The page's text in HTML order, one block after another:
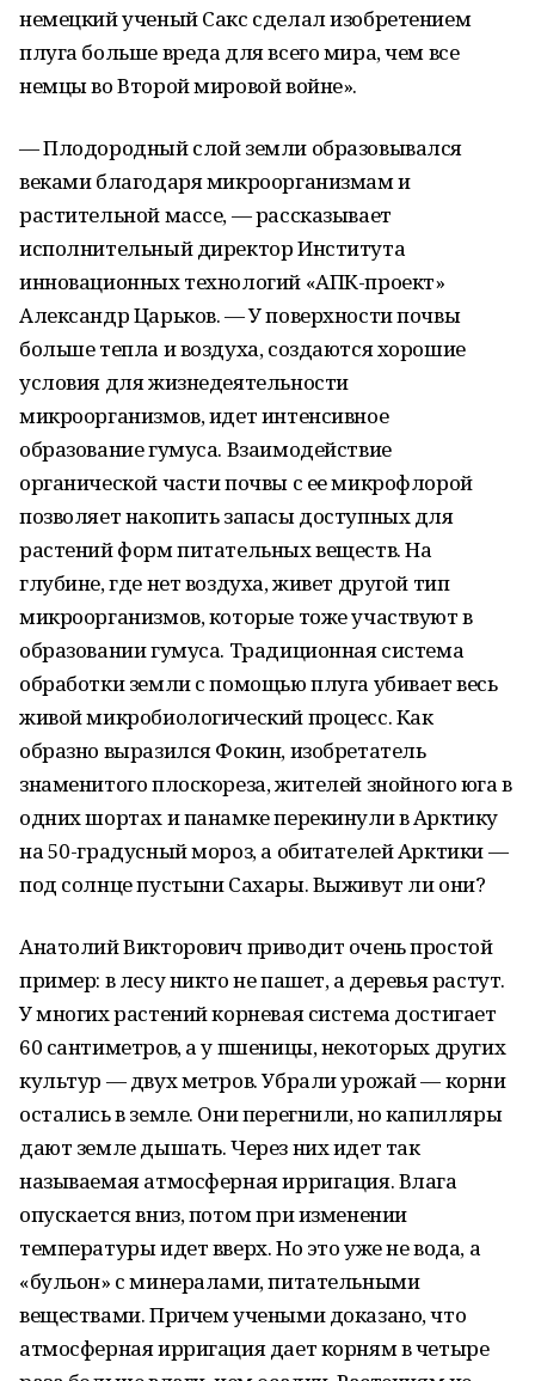
немецкий ученый Сакс сделал изобретением
плуга больше вреда для всего мира, чем все
немцы во Второй мировой войне».
— Плодородный слой земли образовывался
веками благодаря микроорганизмам и
растительной массе, — рассказывает
исполнительный директор Института
инновационных технологий «АПК-проект»
Александр Царьков. — У поверхности почвы
больше тепла и воздуха, создаются хорошие
условия для жизнедеятельности
микроорганизмов, идет интенсивное
образование гумуса. Взаимодействие
органической части почвы с ее микрофлорой
позволяет накопить запасы доступных для
растений форм питательных веществ. На
глубине, где нет воздуха, живет другой тип
микроорганизмов, которые тоже участвуют в
образовании гумуса. Традиционная система
обработки земли с помощью плуга убивает весь
живой микробиологический процесс. Как
образно выразился Фокин, изобретатель
знаменитого плоскореза, жителей знойного юга в
одних шортах и панамке перекинули в Арктику
на 50-градусный мороз, а обитателей Арктики —
под солнце пустыни Сахары. Выживут ли они?
Анатолий Викторович приводит очень простой
пример: в лесу никто не пашет, а деревья растут.
У многих растений корневая система достигает
60 сантиметров, а у пшеницы, некоторых других
культур — двух метров. Убрали урожай — корни
остались в земле. Они перегнили, но капилляры
дают земле дышать. Через них идет так
называемая атмосферная ирригация. Влага
опускается вниз, потом при изменении
температуры идет вверх. Но это уже не вода, а
«бульон» с минералами, питательными
веществами. Причем учеными доказано, что
атмосферная ирригация дает корням в четыре